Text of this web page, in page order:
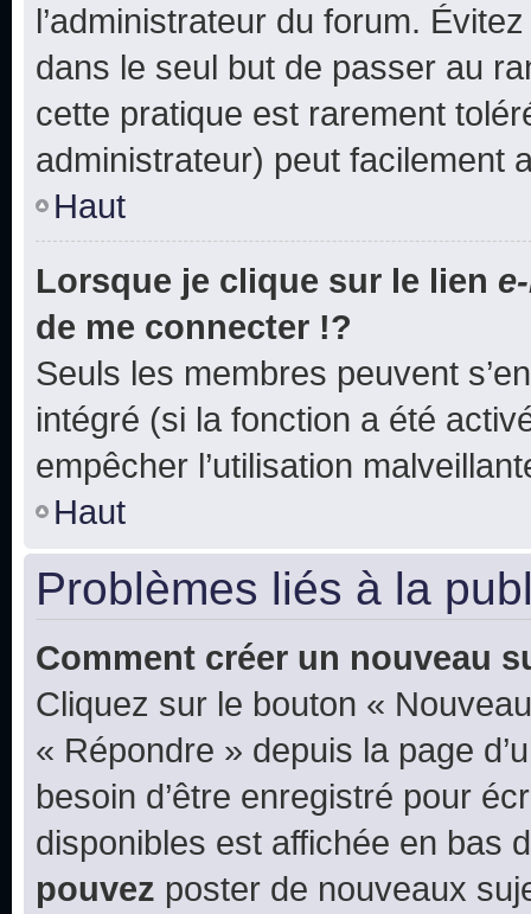
l’administrateur du forum.
dans le seul but de passer au
cette pratique est rarement
administrateur) peut facilement
Haut
Lorsque je clique sur le lien
de me connecter !?
Seuls les membres peuvent
intégré (si la fonction a été
empêcher l’utilisation
Haut
Problèmes liés à la
Comment créer un nouveau
Cliquez sur le bouton «
« Répondre » depuis la page
besoin d’être enregistré pour
disponibles est affichée en bas
pouvez poster de nouveaux